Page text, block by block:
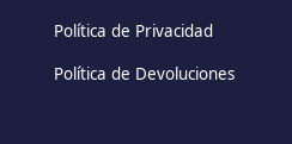
Política de Privacidad
Política de Devoluciones